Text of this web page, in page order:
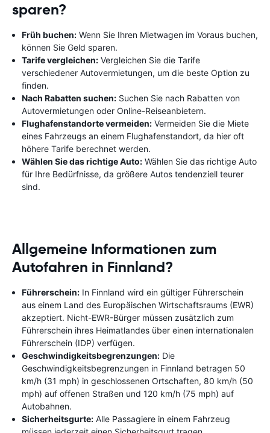
sparen?
Früh buchen: Wenn Sie Ihren Mietwagen im Voraus buchen,
können Sie Geld sparen.
Tarife vergleichen: Vergleichen Sie die Tarife
verschiedener Autovermietungen, um die beste Option zu
finden.
Nach Rabatten suchen: Suchen Sie nach Rabatten von
Autovermietungen oder Online-Reiseanbietern.
Flughafenstandorte vermeiden: Vermeiden Sie die Miete
eines Fahrzeugs an einem Flughafenstandort, da hier oft
höhere Tarife berechnet werden.
Wählen Sie das richtige Auto: Wählen Sie das richtige Auto
für Ihre Bedürfnisse, da größere Autos tendenziell teurer
sind.
Allgemeine Informationen zum
Autofahren in Finnland?
Führerschein: In Finnland wird ein gültiger Führerschein
aus einem Land des Europäischen Wirtschaftsraums (EWR)
akzeptiert. Nicht-EWR-Bürger müssen zusätzlich zum
Führerschein ihres Heimatlandes über einen internationalen
Führerschein (IDP) verfügen.
Geschwindigkeitsbegrenzungen: Die
Geschwindigkeitsbegrenzungen in Finnland betragen 50
km/h (31 mph) in geschlossenen Ortschaften, 80 km/h (50
mph) auf offenen Straßen und 120 km/h (75 mph) auf
Autobahnen.
Sicherheitsgurte: Alle Passagiere in einem Fahrzeug